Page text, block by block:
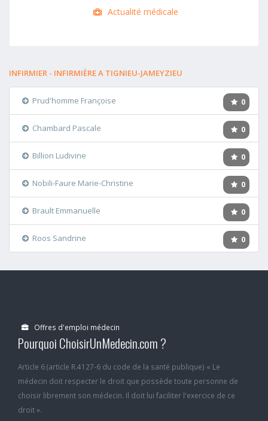
Actualité médicale
INFIRMIER - INFIRMIÈRE A TIGNIEU-JAMEYZIEU
0
Prud'homme Françoise
0
Chambard Pascale
0
Billion Ludivine
0
Nobili-Faure Marie-Christine
0
Brault Emmanuelle
0
Roos Sandrine
Offres d'emploi médecin
Pourquoi ChoisirUnMedecin.com ?
Article 6 (article R.4127-6 du code de la santé publique) « Le
médecin doit respecter le droit que possède toute personne de
choisir librement son médecin. Il doit lui faciliter l'exercice de ce
droit ».